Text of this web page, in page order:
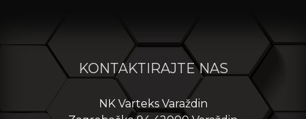
KONTAKTIRAJTE NAS
NK Varteks Varaždin